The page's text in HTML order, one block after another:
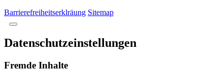
Barrierefreiheitserklräung Sitemap
Datenschutzeinstellungen
Fremde Inhalte